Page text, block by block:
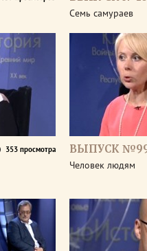
Семь самураев
353 просмотра ВЫПУСК
Человек людям